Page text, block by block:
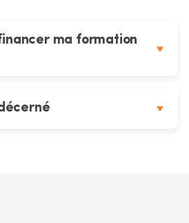
ma formation